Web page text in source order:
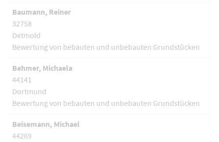
Baumann, Reiner
32758
Detmold
Bewertung von bebauten und unbebauten Grundstücken
Behmer, Michaela
44141
Dortmund
Bewertung von bebauten und unbebauten Grundstücken
Beisemann, Michael
44269